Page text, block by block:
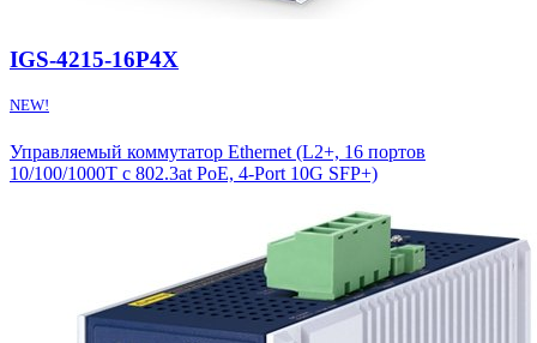
IGS-4215-16P4X
NEW!
Управляемый коммутатор Ethernet (L2+, 16 портов
10/100/1000T с 802.3at PoE, 4-Port 10G SFP+)